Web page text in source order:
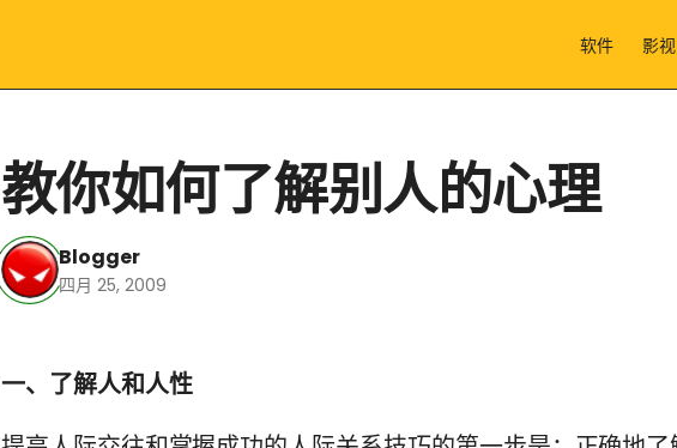
软件 影视
教你如何了解别人的心理
Blogger
四月 25, 2009
一、了解人和人性